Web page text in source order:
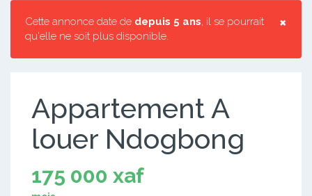
×
Cette annonce date de depuis 5 ans, il se pourrait
qu'elle ne soit plus disponible.
Appartement A
louer Ndogbong
175 000 xaf